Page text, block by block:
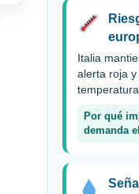
Italia
alerta roja
Por qué
demanda